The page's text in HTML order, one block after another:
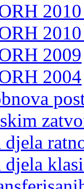
2009
2004
djela
djela